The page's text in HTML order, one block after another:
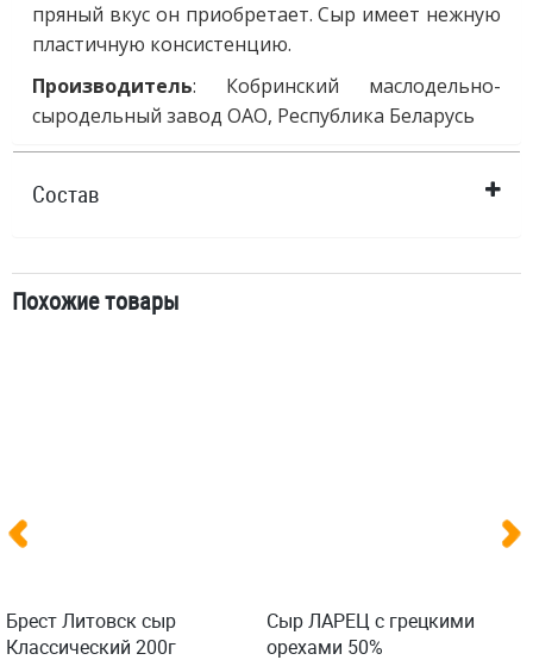
пряный вкусон приобретает. Сыр имеет нежную
пластичную консистенцию.
Производитель: Кобринский маслодельно-
сыродельный завод ОАО, Республика Беларусь
Состав
Похожие товары
Брест Литовск сыр
Классический 200г
Сыр ЛАРЕЦ с грецкими
орехами 50%